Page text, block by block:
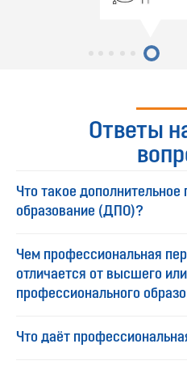
Ответы
Что такое
образование (ДПО)?
Чем профессиональная
отличается от высшего
профессионального
Что даёт